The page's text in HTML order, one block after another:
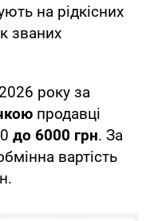
на рідкісних
званих
року за
продавці
до 6000 грн. За
вартість